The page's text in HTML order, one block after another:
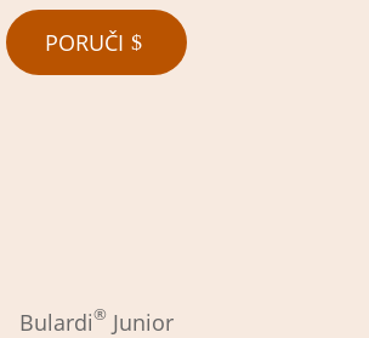
PORUČI
Bulardi® Junior